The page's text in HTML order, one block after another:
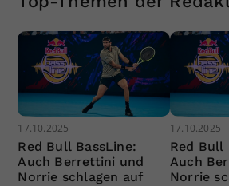
17.10.2025
Red Bull BassLine:
Auch Berrettini und
Norrie schlagen auf
17.10.2025
Red Bull
Auch
Norrie